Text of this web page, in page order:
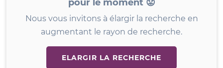
pour le moment 😟
Nous vous invitons à élargir la recherche en
augmentant le rayon de recherche.
ELARGIR LA RECHERCHE